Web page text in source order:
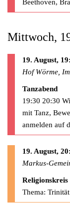
Beethoven,
Mittwoch,
19. August,
Hof Wörme,
Tanzabend
19:30 20:30
mit Tanz,
anmelden auf
19. August,
Markus-
Thema: